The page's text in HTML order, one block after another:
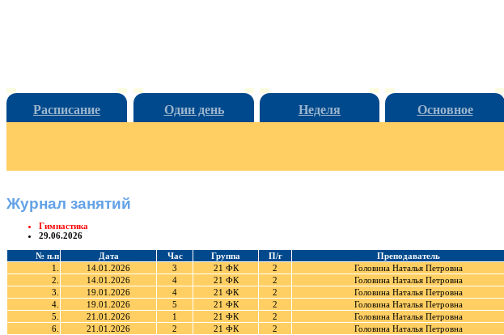
Расписание Один день Неделя Основное
Журнал занятий
Гимнастика
29.06.2026
№ п.п Дата Час Группа П/г Преподаватель
1.
14.01.2026 3 21 ФК 2
Головина Наталья Петровна
2.
14.01.2026 4 21 ФК 2
Головина Наталья Петровна
3.
19.01.2026 4 21 ФК 2
Головина Наталья Петровна
4.
19.01.2026 5 21 ФК 2
Головина Наталья Петровна
5.
21.01.2026 1 21 ФК 2
Головина Наталья Петровна
6.
21.01.2026 2 21 ФК 2
Головина Наталья Петровна